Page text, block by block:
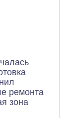
ремонта
зона